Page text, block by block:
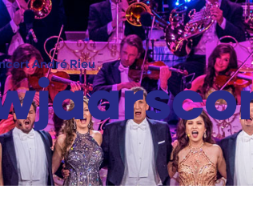
André Rieu